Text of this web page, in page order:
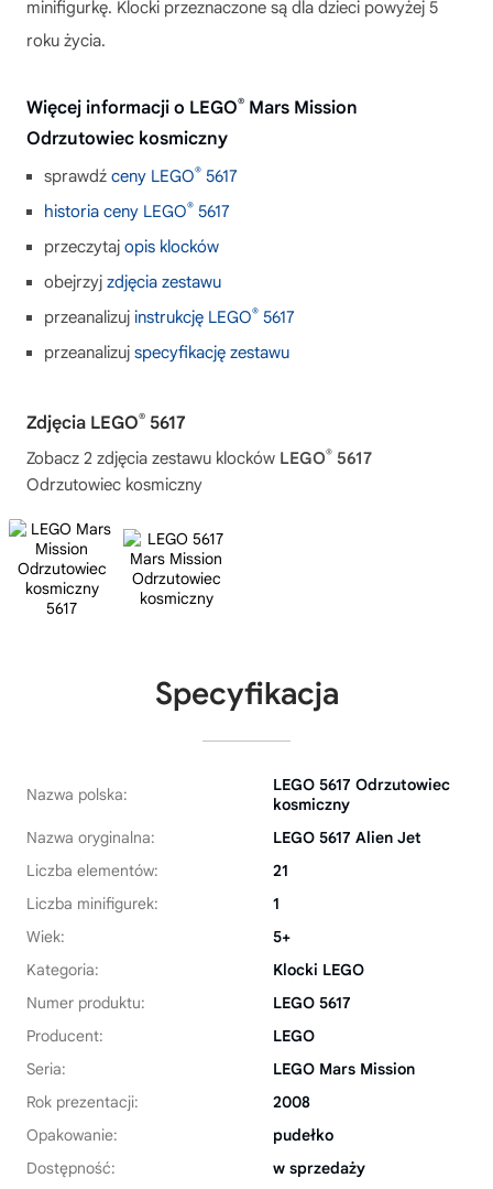
minifigurkę. Klocki przeznaczone są dla dzieci powyżej 5
roku życia.
Więcej informacji o LEGO® Mars Mission
Odrzutowiec kosmiczny
sprawdź ceny LEGO® 5617
historia ceny LEGO® 5617
przeczytaj opis klocków
obejrzyj zdjęcia zestawu
przeanalizuj instrukcję LEGO® 5617
przeanalizuj specyfikację zestawu
Zdjęcia LEGO® 5617
Zobacz 2 zdjęcia zestawu klocków LEGO® 5617
Odrzutowiec kosmiczny
Specyfikacja
Nazwa polska:
LEGO 5617 Odrzutowiec
kosmiczny
Nazwa oryginalna:
LEGO 5617 Alien Jet
Liczba elementów:
21
Liczba minifigurek:
1
Wiek:
5+
Kategoria:
Klocki LEGO
Numer produktu:
LEGO 5617
Producent:
LEGO
Seria:
LEGO Mars Mission
Rok prezentacji:
2008
Opakowanie:
pudełko
Dostępność:
w sprzedaży